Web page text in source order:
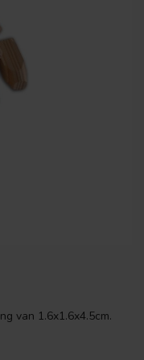
van 1.6x1.6x4.5cm.